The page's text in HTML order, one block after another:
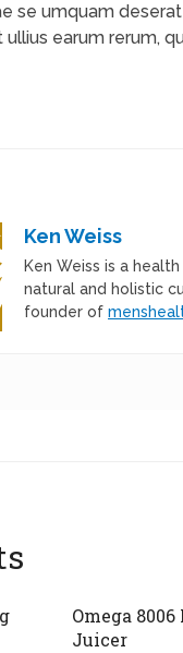
se umquam
ullius earum rerum,
Ken Weiss
Ken Weiss is a
natural and holistic
founder of
Omega
Juicer